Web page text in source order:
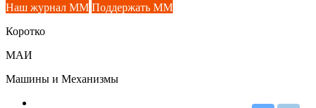
Наш журнал ММ Поддержать ММ
Коротко
МАИ
Машины и Механизмы